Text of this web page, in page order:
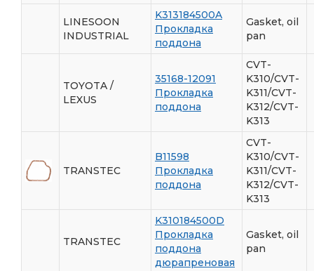
LINESOON
INDUSTRIAL
K313184500A
Прокладка
поддона
Gasket, oil
pan
TOYOTA /
LEXUS
35168-12091
Прокладка
поддона
CVT-
K310/CVT-
K311/CVT-
K312/CVT-
K313
TRANSTEC
B11598
Прокладка
поддона
CVT-
K310/CVT-
K311/CVT-
K312/CVT-
K313
TRANSTEC
K310184500D
Прокладка
поддона
дюрапреновая
Gasket, oil
pan